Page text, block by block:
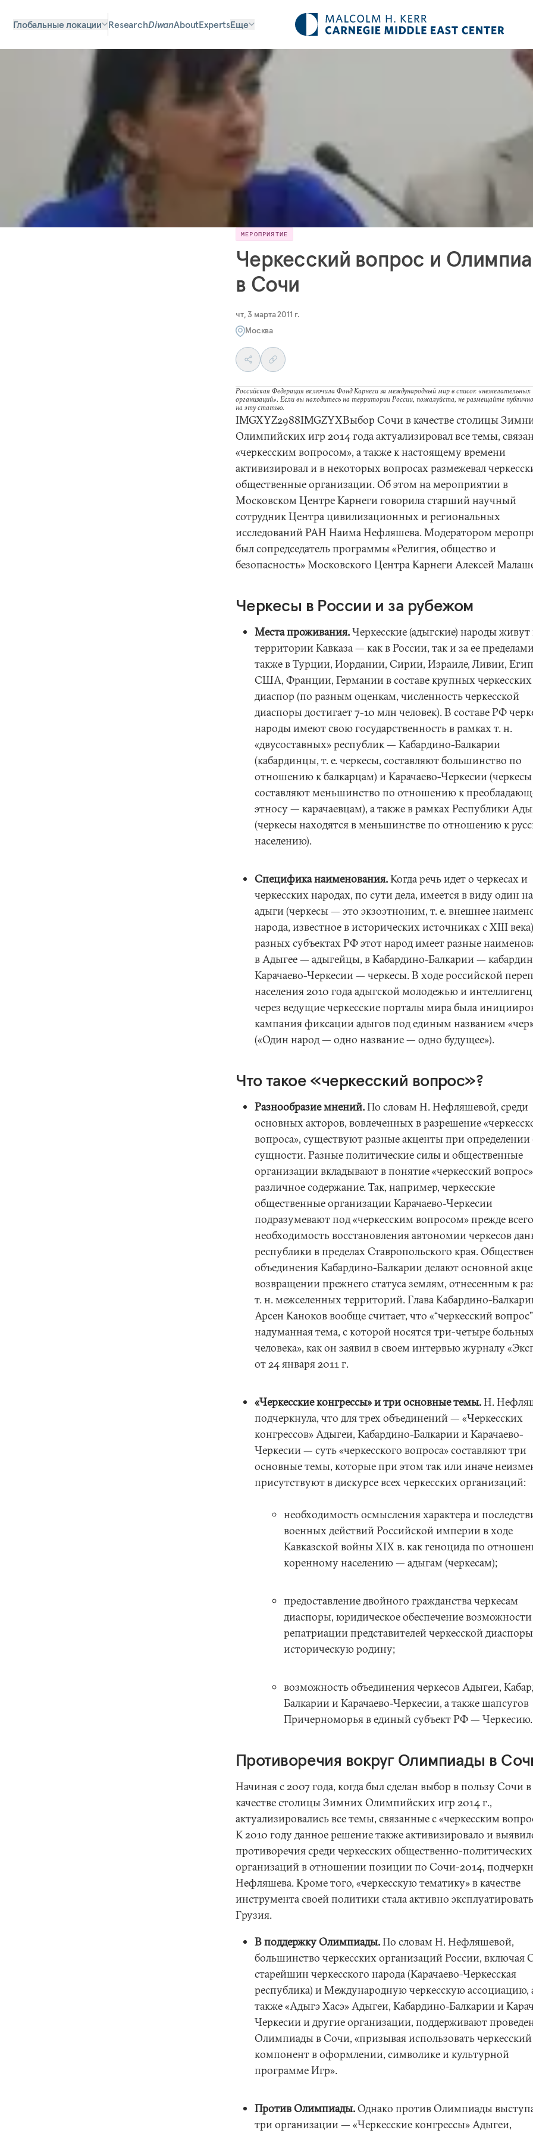
Глобальные локации ResearchDiwanAboutExpertsЕще
МЕРОПРИЯТИЕ
Черкесский вопрос и
в Сочи
чт, 3 марта 2011 г.
Москва
Российская Федерация включила Фонд Карнеги за международный мир в список «нежелательных
организаций». Если вы находитесь на территории России, пожалуйста, не размещайте
на эту статью.
IMGXYZ2988IMGZYXВыбор Сочи в качестве столицы
Олимпийских игр 2014 года актуализировал все темы,
«черкесским вопросом», а также к настоящему времени
активизировал и в некоторых вопросах размежевал
общественные организации. Об этом на мероприятии в
Московском Центре Карнеги говорила старший научный
сотрудник Центра цивилизационных и региональных
исследований РАН Наима Нефляшева. Модератором
был сопредседатель программы «Религия, общество и
безопасность» Московского Центра Карнеги Алексей
Черкесы в России и за рубежом
Места проживания.Черкесские (адыгские) народы живут
территории Кавказа — как в России, так и за ее
также в Турции, Иордании, Сирии, Израиле, Ливии,
США, Франции, Германии в составе крупных черкесских
диаспор (по разным оценкам, численность черкесской
диаспоры достигает 7-10 млн человек). В составе РФ
народы имеют свою государственность в рамках т. н.
«двусоставных» республик — Кабардино-Балкарии
(кабардинцы, т. е. черкесы, составляют большинство по
отношению к балкарцам) и Карачаево-Черкесии (черкесы
составляют меньшинство по отношению к
этносу — карачаевцам), а также в рамках Республики
(черкесы находятся в меньшинстве по отношению к
населению).
Специфика наименования.Когда речь идет о черкесах и
черкесских народах, по сути дела, имеется в виду один
адыги (черкесы — это экзоэтноним, т. е. внешнее
народа, известное в исторических источниках с XIII
разных субъектах РФ этот народ имеет разные
в Адыгее — адыгейцы, в Кабардино-Балкарии —
Карачаево-Черкесии — черкесы. В ходе российской
населения 2010 года адыгской молодежью и
через ведущие черкесские порталы мира была
кампания фиксации адыгов под единым названием
(«Один народ — одно название — одно будущее»).
Что такое «черкесский вопрос»?
Разнообразие мнений.По словам Н. Нефляшевой, среди
основных акторов, вовлеченных в разрешение
вопроса», существуют разные акценты при определении
сущности. Разные политические силы и общественные
организации вкладывают в понятие «черкесский вопрос»
различное содержание. Так, например, черкесские
общественные организации Карачаево-Черкесии
подразумевают под «черкесским вопросом» прежде всего
необходимость восстановления автономии черкесов
республики в пределах Ставропольского края.
объединения Кабардино-Балкарии делают основной
возвращении прежнего статуса землям, отнесенным к
т. н. межселенных территорий. Глава Кабардино-
Арсен Каноков вообще считает, что «“черкесский
надуманная тема, с которой носятся три-четыре
человека», как он заявил в своем интервью журналу
от 24 января 2011 г.
«Черкесские конгрессы» и три основные темы.Н.
подчеркнула, что для трех объединений — «Черкесских
конгрессов» Адыгеи, Кабардино-Балкарии и Карачаево-
Черкесии — суть «черкесского вопроса» составляют три
основные темы, которые при этом так или иначе
присутствуют в дискурсе всех черкесских организаций:
необходимость осмысления характера и
военных действий Российской империи в ходе
Кавказской войны XIX в. как геноцида по
коренному населению — адыгам (черкесам);
предоставление двойного гражданства черкесам
диаспоры, юридическое обеспечение возможности
репатриации представителей черкесской
историческую родину;
возможность объединения черкесов Адыгеи,
Балкарии и Карачаево-Черкесии, а также шапсугов
Причерноморья в единый субъект РФ — Черкесию.
Противоречия вокруг Олимпиады в
Начиная с 2007 года, когда был сделан выбор в пользу Сочи в
качестве столицы Зимних Олимпийских игр 2014 г.,
актуализировались все темы, связанные с «черкесским
К 2010 году данное решение также активизировало и
противоречия среди черкесских общественно-политических
организаций в отношении позиции по Сочи-2014,
Нефляшева. Кроме того, «черкесскую тематику» в качестве
инструмента своей политики стала активно эксплуатировать
Грузия.
В поддержку Олимпиады.По словам Н. Нефляшевой,
большинство черкесских организаций России, включая
старейшин черкесского народа (Карачаево-Черкесская
республика) и Международную черкесскую ассоциацию,
также «Адыгэ Хасэ» Адыгеи, Кабардино-Балкарии и
Черкесии и другие организации, поддерживают
Олимпиады в Сочи, «призывая использовать черкесский
компонент в оформлении, символике и культурной
программе Игр».
Против Олимпиады.Однако против Олимпиады
три организации — «Черкесские конгрессы» Адыгеи,